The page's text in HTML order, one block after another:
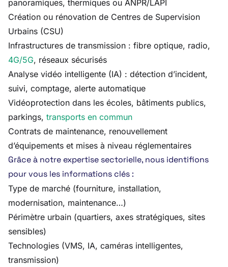
panoramiques, thermiques ou ANPR/LAPI
Création ou rénovation de Centres de Supervision
Urbains (CSU)
Infrastructures de transmission : fibre optique, radio,
4G/5G, réseaux sécurisés
Analyse vidéo intelligente (IA) : détection d’incident,
suivi, comptage, alerte automatique
Vidéoprotection dans les écoles, bâtiments publics,
parkings, transports en commun
Contrats de maintenance, renouvellement
d’équipements et mises à niveau réglementaires
Grâce à notre expertise sectorielle, nous identifions
pour vous les informations clés :
Type de marché (fourniture, installation,
modernisation, maintenance…)
Périmètre urbain (quartiers, axes stratégiques, sites
sensibles)
Technologies (VMS, IA, caméras intelligentes,
transmission)